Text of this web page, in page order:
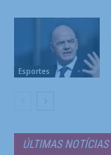
Esportes
ÚLTIMAS NOTÍCIAS